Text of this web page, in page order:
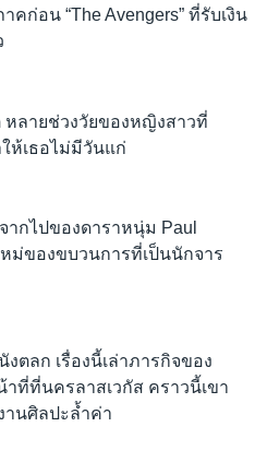
ก่อน “The Avengers” ที่รับเงิน
หลายช่วงวัยของหญิงสาวที่
ห้เธอไม่มีวันแก่
ากไปของดาราหนุ่ม Paul
ม่ของขบวนการที่เป็นนักจาร
งตลก เรื่องนี้เล่าภารกิจของ
ที่ที่นครลาสเวกัส คราวนี้เขา
านศิลปะล้ำค่า